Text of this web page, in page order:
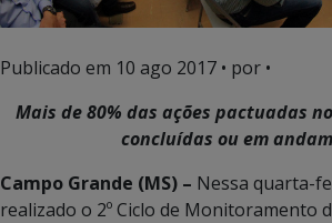
Publicado em 10 ago 2017 • por •
Mais de 80% das ações pactuadas
concluídas ou em
Campo Grande (MS) – Nessa quarta-
realizado o 2º Ciclo de Monitoramento